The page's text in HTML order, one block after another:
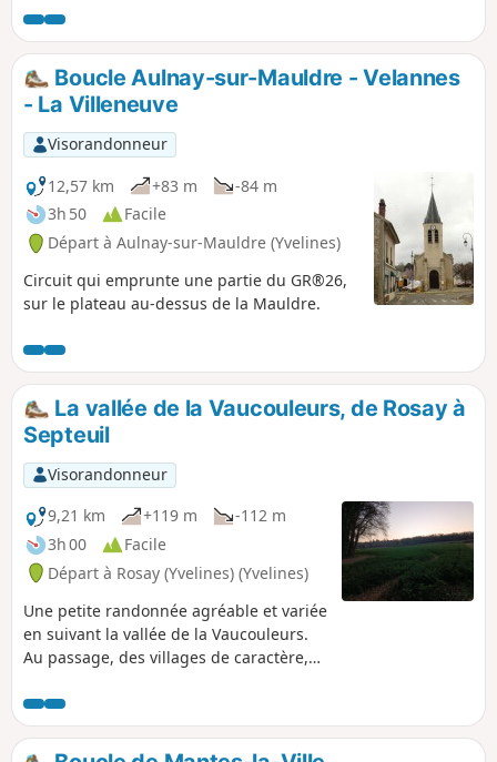
beaux points de vue ainsi que des
curiosités patrimoniales.
Boucle Aulnay-sur-Mauldre - Velannes
- La Villeneuve
Visorandonneur
12,57 km
+83 m
-84 m
3h 50
Facile
Départ à Aulnay-sur-Mauldre (Yvelines)
Circuit qui emprunte une partie du GR®26,
sur le plateau au-dessus de la Mauldre.
La vallée de la Vaucouleurs, de Rosay à
Septeuil
Visorandonneur
9,21 km
+119 m
-112 m
3h 00
Facile
Départ à Rosay (Yvelines) (Yvelines)
Une petite randonnée agréable et variée
en suivant la vallée de la Vaucouleurs.
Au passage, des villages de caractère,